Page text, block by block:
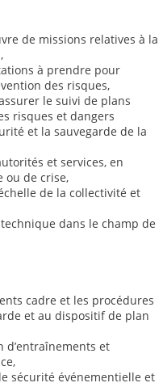
de missions relatives à la
à prendre pour
des risques,
le suivi de plans
risques et dangers
et la sauvegarde de la
et services, en
ou de crise,
de la collectivité et
dans le champ de
cadre et les procédures
et au dispositif de plan
d’entraînements et
sécurité événementielle et